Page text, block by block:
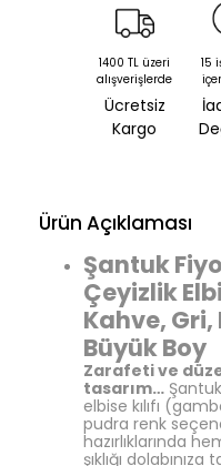
1400 TL üzeri
alışverişlerde
Ücretsiz
Kargo
15
Ürün Açıklaması
Şantuk
Çeyizlik
Kahve,
Büyük Boy
Zarafeti ve
tasarım…
elbise kılıfı
pudra renk
hazırlıklarında
şıklığı